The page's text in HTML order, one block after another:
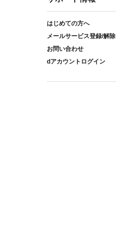
はじめての方へ
メールサービス登録/解除
お問い合わせ
dアカウントログイン